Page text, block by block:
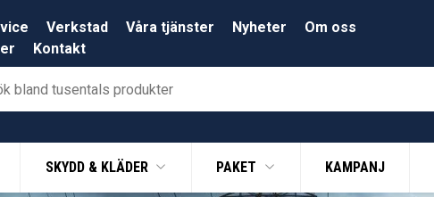
Verkstad Våra tjänster Nyheter
Om oss
Kontakt
SKYDD & KLÄDER PAKET KAMPANJ